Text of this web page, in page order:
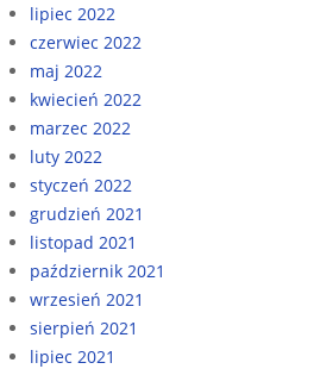
lipiec 2022
czerwiec 2022
maj 2022
kwiecień 2022
marzec 2022
luty 2022
styczeń 2022
grudzień 2021
listopad 2021
październik 2021
wrzesień 2021
sierpień 2021
lipiec 2021